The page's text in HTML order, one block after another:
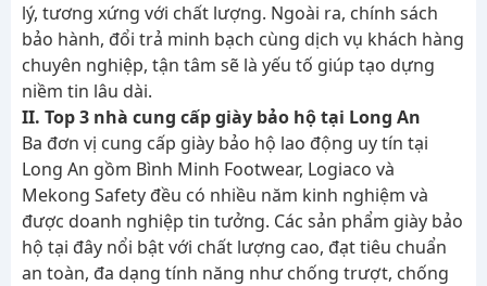
lý, tương xứng với chất lượng. Ngoài ra, chính sách
bảo hành, đổi trả minh bạch cùng dịch vụ khách hàng
chuyên nghiệp, tận tâm sẽ là yếu tố giúp tạo dựng
niềm tin lâu dài.
II. Top 3 nhà cung cấp giày bảo hộ tại Long An
Ba đơn vị cung cấp giày bảo hộ lao động uy tín tại
Long An gồm Bình Minh Footwear, Logiaco và
Mekong Safety đều có nhiều năm kinh nghiệm và
được doanh nghiệp tin tưởng. Các sản phẩm giày bảo
hộ tại đây nổi bật với chất lượng cao, đạt tiêu chuẩn
an toàn, đa dạng tính năng như chống trượt, chống